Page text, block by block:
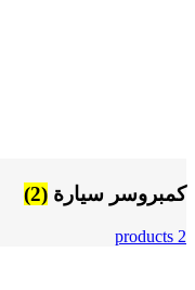
كمبروسر سيارة (2)
2 products